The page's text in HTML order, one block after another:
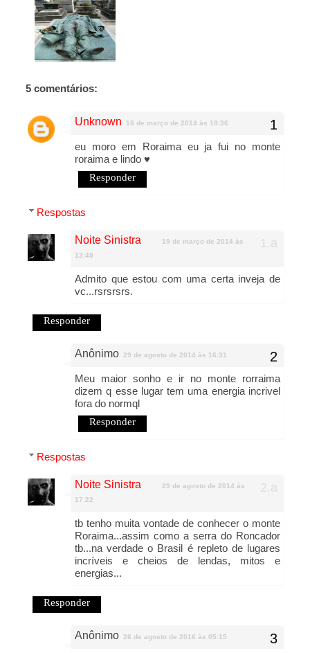
5 comentários:
Unknown 18 de março de 2014 às 18:36
eu moro em Roraima eu ja fui no monte
roraima e lindo ♥
Responder
Respostas
Noite Sinistra
19 de março de 2014 às
13:49
Admito que estou com uma certa inveja de
vc...rsrsrsrs.
Responder
Anônimo 29 de agosto de 2014 às 16:31
Meu maior sonho e ir no monte rorraima
dizem q esse lugar tem uma energia incrivel
fora do normql
Responder
Respostas
Noite Sinistra
29 de agosto de 2014 às
17:22
tb tenho muita vontade de conhecer o monte
Roraima...assim como a serra do Roncador
tb...na verdade o Brasil é repleto de lugares
incríveis e cheios de lendas, mitos e
energias...
Responder
Anônimo 26 de agosto de 2016 às 05:15